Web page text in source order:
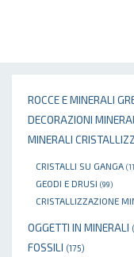
ROCCE E MINERALI
DECORAZIONI
MINERALI
CRISTALLI SU GANGA
GEODI E DRUSI (99)
CRISTALLIZZAZIONE
OGGETTI IN MINERALI
FOSSILI (175)